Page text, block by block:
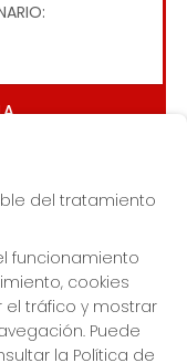
del tratamiento
funcionamiento
cookies
tráfico y mostrar
Puede
la Política de